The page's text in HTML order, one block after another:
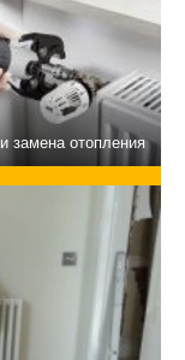
замена отопления